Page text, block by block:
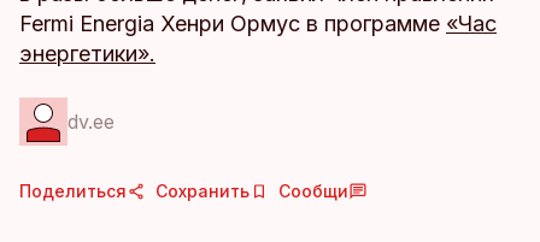
Fermi Energia Хенри Ормус в программе «Час
энергетики».
dv.ee
Поделиться Сохранить Сообщи